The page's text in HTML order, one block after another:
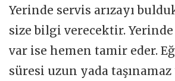
Yerinde servis arızayı
size bilgi verecektir.
var ise hemen tamir eder.
süresi uzun yada